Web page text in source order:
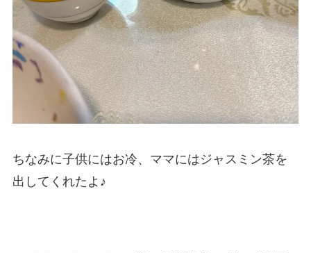
ちなみに子供にはお冷、ママにはジャスミン茶を
出してくれたよ♪